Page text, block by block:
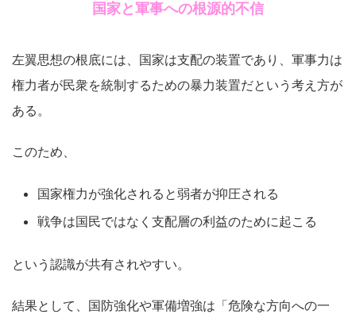
国家と軍事への根源的不信
左翼思想の根底には、国家は支配の装置であり、軍事力は
権力者が民衆を統制するための暴力装置だという考え方が
ある。
このため、
国家権力が強化されると弱者が抑圧される
戦争は国民ではなく支配層の利益のために起こる
という認識が共有されやすい。
結果として、国防強化や軍備増強は「危険な方向への一